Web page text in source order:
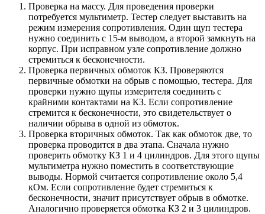
Проверка на массу. Для проведения проверки
потребуется мультиметр. Тестер следует выставить на
режим измерения сопротивления. Один щуп тестера
нужно соединить с 15-м выводом, а второй замкнуть на
корпус. При исправном узле сопротивление должно
стремиться к бесконечности.
Проверка первичных обмоток КЗ. Проверяются
первичные обмотки на обрыв с помощью, тестера. Для
проверки нужно щупы измерителя соединить с
крайними контактами на КЗ. Если сопротивление
стремится к бесконечности, это свидетельствует о
наличии обрыва в одной из обмоток.
Проверка вторичных обмоток. Так как обмоток две, то
проверка проводится в два этапа. Сначала нужно
проверить обмотку КЗ 1 и 4 цилиндров. Для этого щупы
мультиметра нужно поместить в соответствующие
выводы. Нормой считается сопротивление около 5,4
кОм. Если сопротивление будет стремиться к
бесконечности, значит присутствует обрыв в обмотке.
Аналогично проверяется обмотка КЗ 2 и 3 цилиндров.